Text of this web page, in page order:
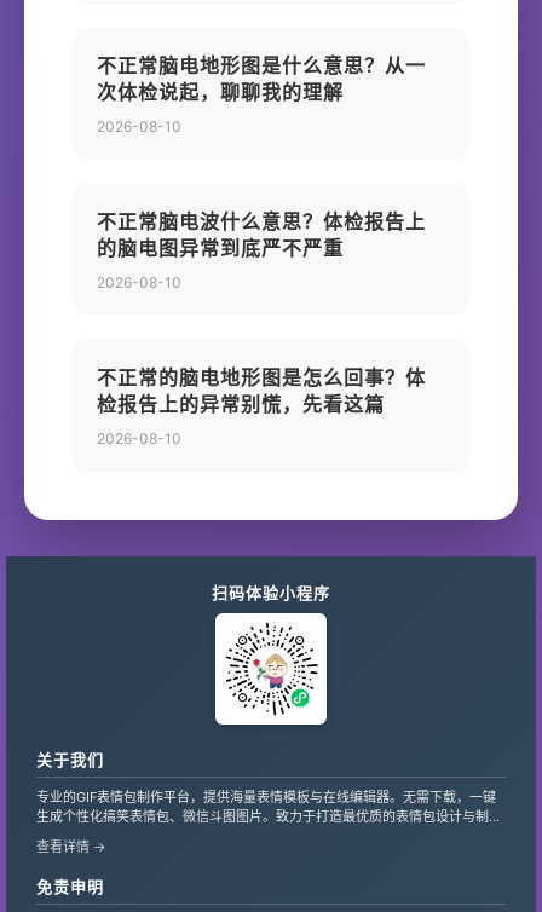
不正常脑电地形图是什么意思？从一
次体检说起，聊聊我的理解
2026-08-10
不正常脑电波什么意思？体检报告上
的脑电图异常到底严不严重
2026-08-10
不正常的脑电地形图是怎么回事？体
检报告上的异常别慌，先看这篇
2026-08-10
扫码体验小程序
关于我们
专业的GIF表情包制作平台，提供海量表情模板与在线编辑器。无需下载，一键
生成个性化搞笑表情包、微信斗图图片。致力于打造最优质的表情包设计与制作
服务，支持自定义文字、贴纸，让创意轻松变现。
查看详情 →
免责申明